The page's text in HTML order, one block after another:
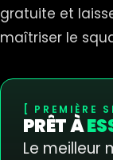
gratuite et
maîtriser le
PREMIÈRE
PRÊT À
Le meilleur